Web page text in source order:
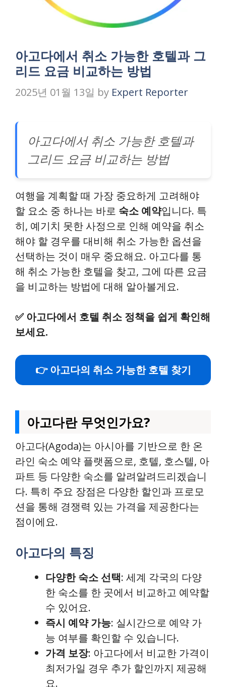
아고다에서 취소 가능한 호텔과 그
리드 요금 비교하는 방법
2025년 01월 13일 by Expert Reporter
아고다에서 취소 가능한 호텔과
그리드 요금 비교하는 방법
여행을 계획할 때 가장 중요하게 고려해야
할 요소 중 하나는 바로 숙소 예약입니다. 특
히, 예기치 못한 사정으로 인해 예약을 취소
해야 할 경우를 대비해 취소 가능한 옵션을
선택하는 것이 매우 중요해요. 아고다를 통
해 취소 가능한 호텔을 찾고, 그에 따른 요금
을 비교하는 방법에 대해 알아볼게요.
✅ 아고다에서 호텔 취소 정책을 쉽게 확인해
보세요.
👉 아고다의 취소 가능한 호텔 찾기
아고다란 무엇인가요?
아고다(Agoda)는 아시아를 기반으로 한 온
라인 숙소 예약 플랫폼으로, 호텔, 호스텔, 아
파트 등 다양한 숙소를 알려알려드리겠습니
다. 특히 주요 장점은 다양한 할인과 프로모
션을 통해 경쟁력 있는 가격을 제공한다는
점이에요.
아고다의 특징
다양한 숙소 선택: 세계 각국의 다양
한 숙소를 한 곳에서 비교하고 예약할
수 있어요.
즉시 예약 가능: 실시간으로 예약 가
능 여부를 확인할 수 있습니다.
가격 보장: 아고다에서 비교한 가격이
최저가일 경우 추가 할인까지 제공해
요.